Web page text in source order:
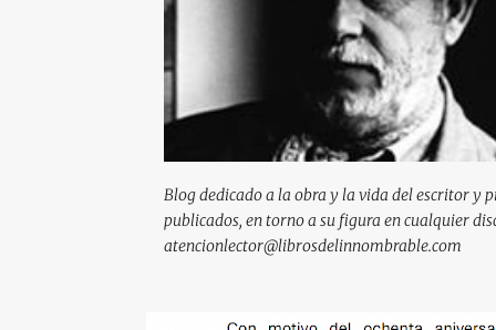
Blog dedicado a la obra y la vida del escritor y
publicados, en torno a su figura en cualquier
atencionlector@librosdelinnombrable.com